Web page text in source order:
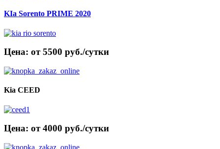
KIa Sorento PRIME 2020
Цена: от 5500 руб./сутки
Kia CEED
Цена: от 4000 руб./сутки